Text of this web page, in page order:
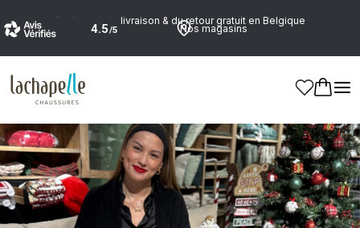
Profitez de la livraison & du retour gratuit en Belgique
Nos magasins
Accueil>Dames